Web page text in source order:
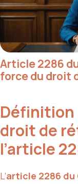
Article 2286
force du droit
Définition
droit de
l’article
L’article 2286 du